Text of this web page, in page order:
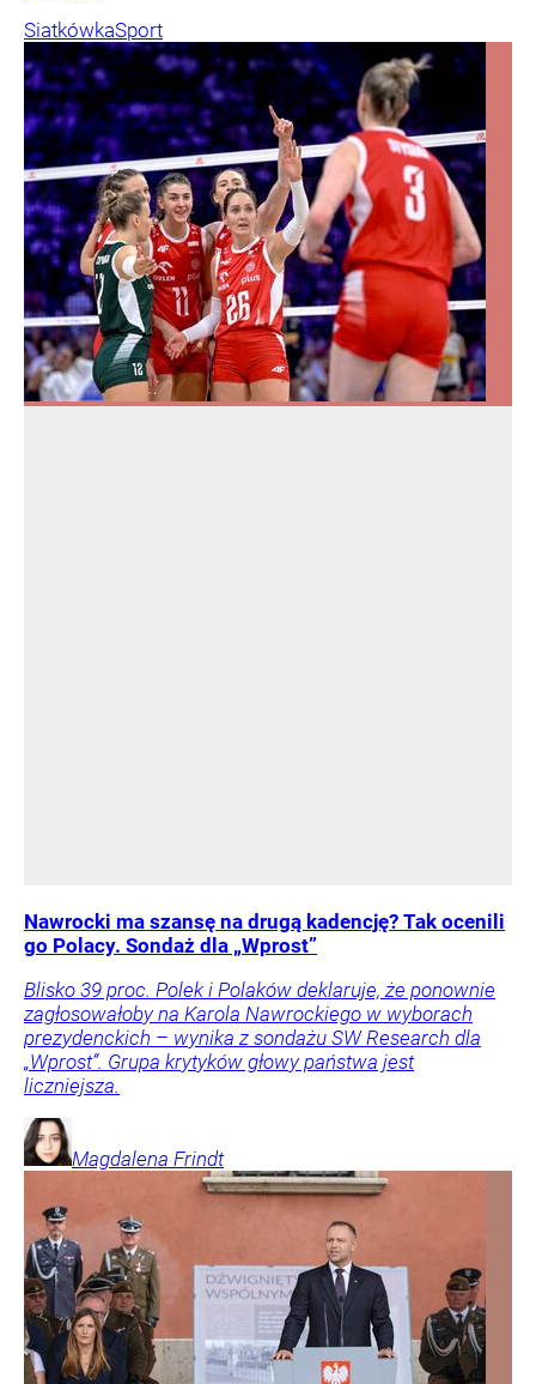
SiatkówkaSport
Nawrocki ma szansę na drugą kadencję? Tak ocenili
go Polacy. Sondaż dla „Wprost”
Blisko 39 proc. Polek i Polaków deklaruje, że ponownie
zagłosowałoby na Karola Nawrockiego w wyborach
prezydenckich – wynika z sondażu SW Research dla
„Wprost”. Grupa krytyków głowy państwa jest
liczniejsza.
Magdalena Frindt